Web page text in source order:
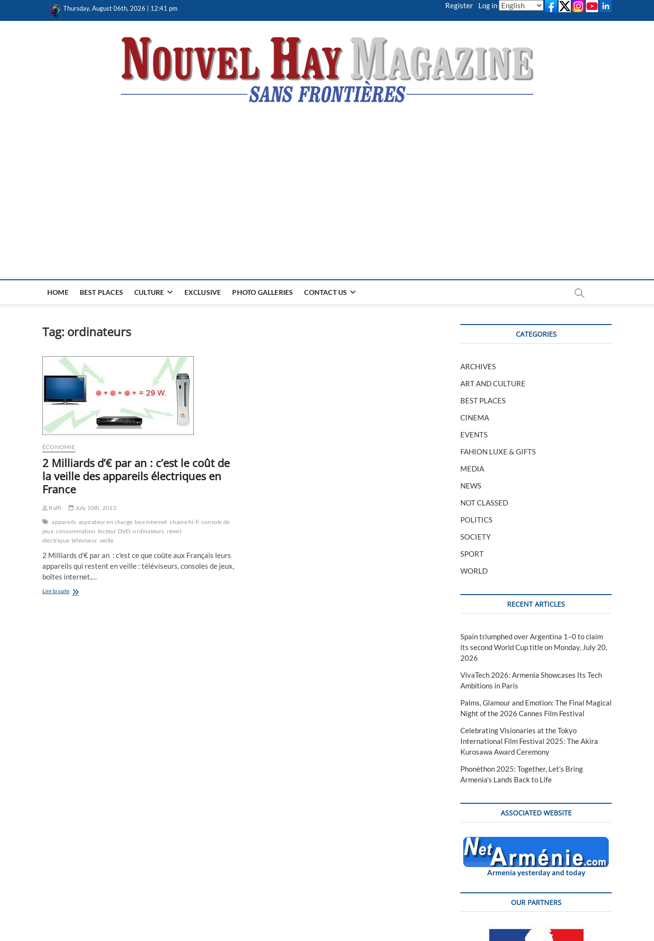
Thursday, August 06th, 2026 | 12:41 pm Register | Log in
HOME BEST PLACES CULTURE EXCLUSIVE PHOTO GALLERIES CONTACT US
Tag: ordinateurs
ÉCONOMIE
2 Milliards d’€ par an : c’est le coût de
la veille des appareils électriques en
France
Raffi
July 10th, 2013
appareils aspirateur en charge box internet chaine hi-fi console de
jeux consommation lecteur DVD ordinateurs réveil
électrique téléviseur veille
2 Milliards d'€ par an : c'est ce que coûte aux Français leurs
appareils qui restent en veille : téléviseurs, consoles de jeux,
boîtes internet,…
Lire la suite2
CATEGORIES
ARCHIVES
ART AND CULTURE
BEST PLACES
CINEMA
EVENTS
FAHION LUXE & GIFTS
MEDIA
NEWS
NOT CLASSED
POLITICS
SOCIETY
SPORT
WORLD
RECENT ARTICLES
Spain triumphed over Argentina 1–0 to claim
its second World Cup title on Monday, July 20,
2026
VivaTech 2026: Armenia Showcases Its Tech
Ambitions in Paris
Palms, Glamour and Emotion: The Final Magical
Night of the 2026 Cannes Film Festival
Celebrating Visionaries at the Tokyo
International Film Festival 2025: The Akira
Kurosawa Award Ceremony
Phonéthon 2025: Together, Let’s Bring
Armenia’s Lands Back to Life
ASSOCIATED WEBSITE
Armenia yesterday and today
OUR PARTNERS